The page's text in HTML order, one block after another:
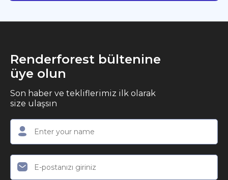
Renderforest bültenine
üye olun
Son haber ve tekliflerimiz ilk olarak
size ulaşsın